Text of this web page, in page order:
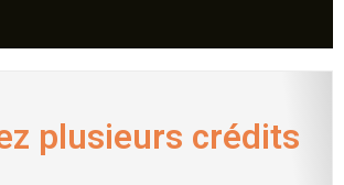
plusieurs crédits